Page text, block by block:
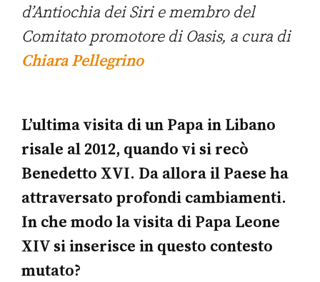
d’Antiochia dei Siri e membro del
Comitato promotore di Oasis, a cura di
Chiara Pellegrino
L’ultima visita di un Papa in Libano
risale al 2012, quando vi si recò
Benedetto XVI. Da allora il Paese ha
attraversato profondi cambiamenti.
In che modo la visita di Papa Leone
XIV si inserisce in questo contesto
mutato?